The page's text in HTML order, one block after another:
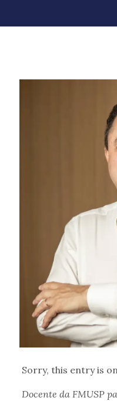
Sorry, this entry is
Docente da FMUSP